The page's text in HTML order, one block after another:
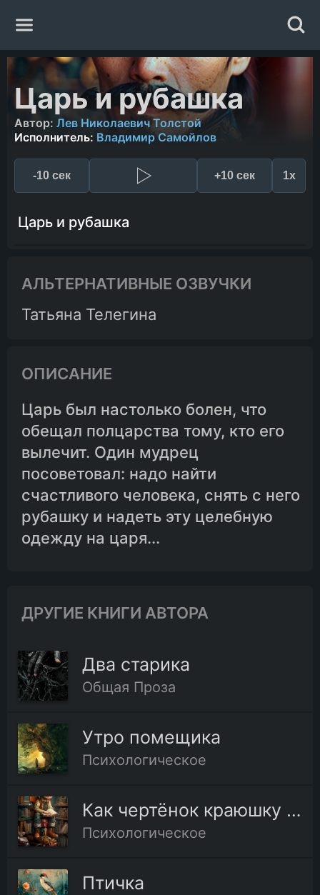
Главная
Жанры
Авторы
Исполнители
Царь и рубашка
Автор: Лев Николаевич Толстой
Исполнитель: Владимир Самойлов
-10 сек +10 сек 1x
Царь и рубашка
АЛЬТЕРНАТИВНЫЕ ОЗВУЧКИ
Татьяна Телегина
ОПИСАНИЕ
Царь был настолько болен, что
обещал полцарства тому, кто его
вылечит. Один мудрец
посоветовал: надо найти
счастливого человека, снять с него
рубашку и надеть эту целебную
одежду на царя...
ДРУГИЕ КНИГИ АВТОРА
Два старика
Общая Проза
Утро помещика
Психологическое
Как чертёнок краюшку выкупал
Психологическое
Птичка